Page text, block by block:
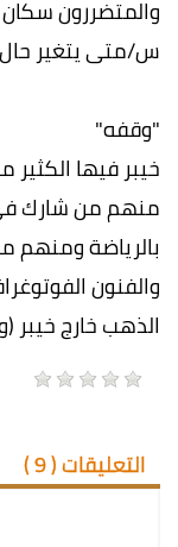
والمتضررون سكان
س/متى يتغير حال
"وقفه"
خيبر فيها
منهم من شارك
بالرياضة ومنهم
والفنون
الذهب خارج خيبر
التعليقات (9
)